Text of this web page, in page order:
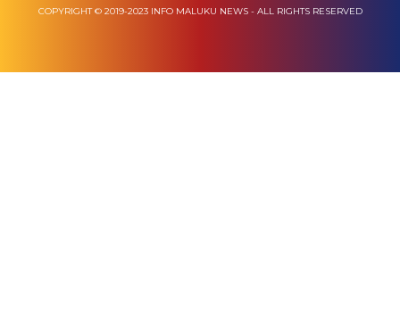
COPYRIGHT © 2019-2023 INFO MALUKU NEWS - ALL RIGHTS RESERVED